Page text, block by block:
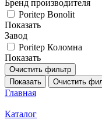
Бренд производителя
Poritep Bonolit
Показать
Завод
Poritep Коломна
Показать
Очистить фильтр
Показать
Очистить
Главная
Каталог